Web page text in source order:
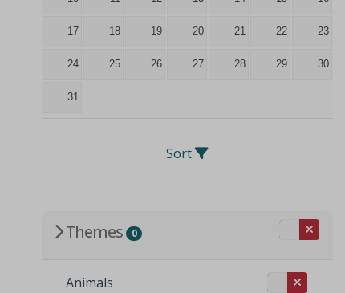
17 18 19 20 21 22 23
24 25 26 27 28 29 30
31
Sort
Themes 0
Animals